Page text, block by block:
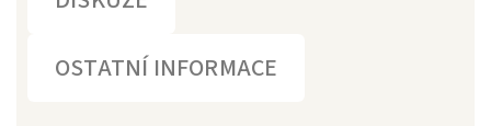
OSTATNÍ INFORMACE